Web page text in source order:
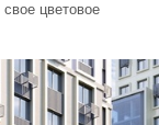
цветовое